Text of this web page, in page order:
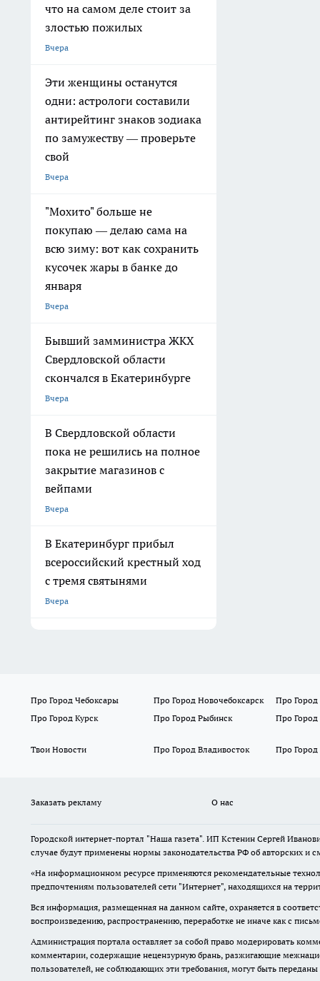
что на самом деле стоит за
злостью пожилых
Вчера
Эти женщины останутся
одни: астрологи составили
антирейтинг знаков зодиака
по замужеству — проверьте
свой
Вчера
"Мохито" больше не
покупаю — делаю сама на
всю зиму: вот как сохранить
кусочек жары в банке до
января
Вчера
Бывший замминистра ЖКХ
Свердловской области
скончался в Екатеринбурге
Вчера
В Свердловской области
пока не решились на полное
закрытие магазинов с
вейпами
Вчера
В Екатеринбург прибыл
всероссийский крестный ход
с тремя святынями
Вчера
Про Город Чебоксары Про Город Новочебоксарск
Про Город
Про Город Курск
Про Город Рыбинск Про
Твои Новости Про Город Владивосток Про Город
Заказать рекламу О нас
Городской интернет-портал "Наша газета". ИП Кстенин Сергей
случае будут применены нормы законодательства РФ об авторских и
«На информационном ресурсе применяются рекомендательные
предпочтениям пользователей сети "Интернет", находящихся на
Вся информация, размещенная на данном сайте, охраняется в
воспроизведению, распространению, переработке не иначе как с
Администрация портала оставляет за собой право модерировать
комментарии, содержащие нецензурную брань, разжигающие
пользователей, не соблюдающих эти требования, могут быть